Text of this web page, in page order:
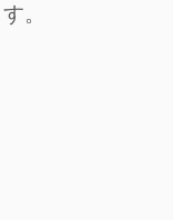
。